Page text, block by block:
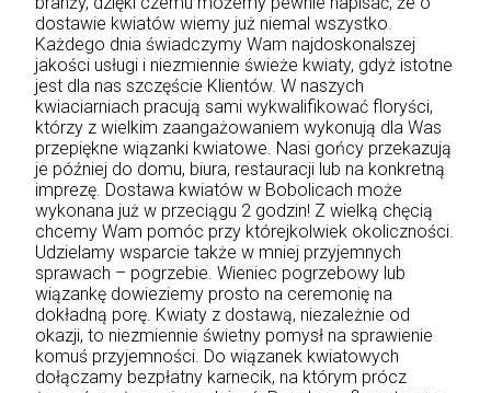
dostawie kwiatów wiemy już niemal wszystko.
Każdego dnia świadczymy Wam najdoskonalszej
jakości usługi i niezmiennie świeże kwiaty, gdyż istotne
jest dla nas szczęście Klientów. W naszych
kwiaciarniach pracują sami wykwalifikować floryści,
którzy z wielkim zaangażowaniem wykonują dla Was
przepiękne wiązanki kwiatowe. Nasi gońcy przekazują
je później do domu, biura, restauracji lub na konkretną
imprezę. Dostawa kwiatów w Bobolicach może
wykonana już w przeciągu 2 godzin! Z wielką chęcią
chcemy Wam pomóc przy którejkolwiek okoliczności.
Udzielamy wsparcie także w mniej przyjemnych
sprawach – pogrzebie. Wieniec pogrzebowy lub
wiązankę dowieziemy prosto na ceremonię na
dokładną porę. Kwiaty z dostawą, niezależnie od
okazji, to niezmiennie świetny pomysł na sprawienie
komuś przyjemności. Do wiązanek kwiatowych
dołączamy bezpłatny karnecik, na którym prócz